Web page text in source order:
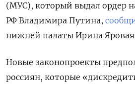
(МУС), который выдал ордер
РФ Владимира Путина,
нижней палаты Ирина
Новые законопроекты
россиян, которые